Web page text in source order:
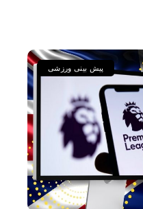
پیش بینی ورزشی